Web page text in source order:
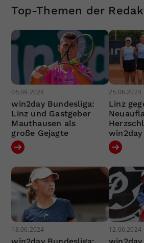
Top-Themen der
06.09.2024
win2day Bundesliga:
Linz und Gastgeber
Mauthausen als
große Gejagte
25.06.2024
Linz
18.06.2024 12.06.2024